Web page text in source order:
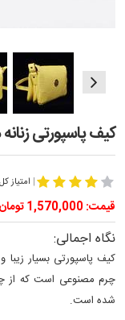
کیف پاسپورتی
| امتیاز کل
قیمت: 1,570,000 تومان
نگاه اجمالی:
کیف پاسپورتی بسیار
شده است.